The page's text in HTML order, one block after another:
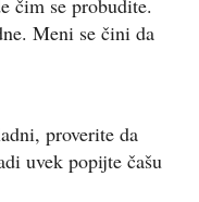
Meni se čini da
proverite da
uvek popijte čašu